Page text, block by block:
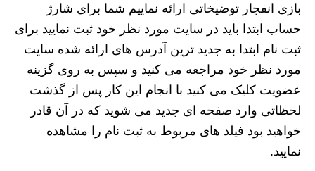
بازی انفجار توضیخاتی ارائه نماییم شما برای شارژ
حساب ابتدا باید در سایت مورد نظر خود ثبت نمایید برای
ثبت نام ابتدا به جدید ترین آدرس های ارائه شده سایت
مورد نظر خود مراجعه می کنید و سپس به روی گزینه
عضویت کلیک می کنید با انجام این کار پس از گذشت
لحظاتی وارد صفحه ای جدید می شوید که در آن قادر
خواهید بود فیلد های مربوط به ثبت نام را مشاهده
نمایید.